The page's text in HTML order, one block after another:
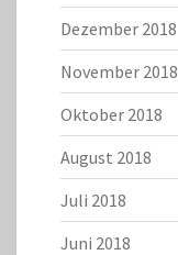
Dezember 2018
November 2018
Oktober 2018
August 2018
Juli 2018
Juni 2018